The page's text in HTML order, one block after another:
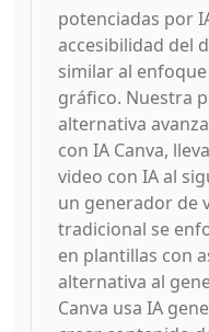
potenciadas por
accesibilidad del
similar al
gráfico. Nuestra
alternativa
con IA Canva,
video con IA al
un generador de
tradicional se
en plantillas con
alternativa al
Canva usa IA